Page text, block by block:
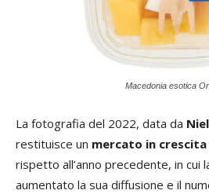
Macedonia esotica
La fotografia del 2022, data da
restituisce un mercato in crescita
rispetto all’anno precedente, in cui
aumentato la sua diffusione e il